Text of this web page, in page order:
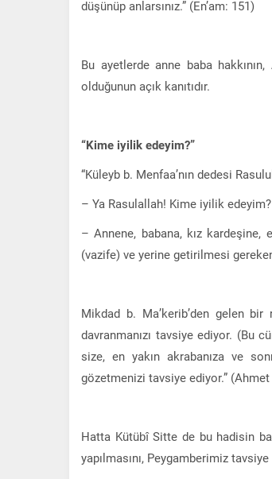
düşünüp anlarsınız.” (En’am: 151)
Bu ayetlerde anne baba
olduğunun açık kanıtıdır.
“Kime iyilik edeyim?”
“Küleyb b. Menfaa’nın dedesi
– Ya Rasulallah! Kime iyilik
– Annene, babana, kız
(vazife) ve yerine getirilmesi gereken
Mikdad b. Ma’kerib’den gelen
davranmanızı tavsiye ediyor. (Bu
size, en yakın akrabanıza ve
gözetmenizi tavsiye ediyor.”
Hatta Kütübî Sitte de bu hadisin
yapılmasını, Peygamberimiz